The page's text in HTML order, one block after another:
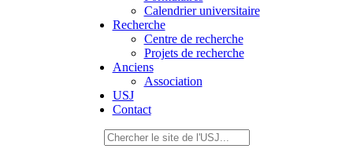
Calendrier universitaire
Recherche
Centre de recherche
Projets de recherche
Anciens
Association
USJ
Contact